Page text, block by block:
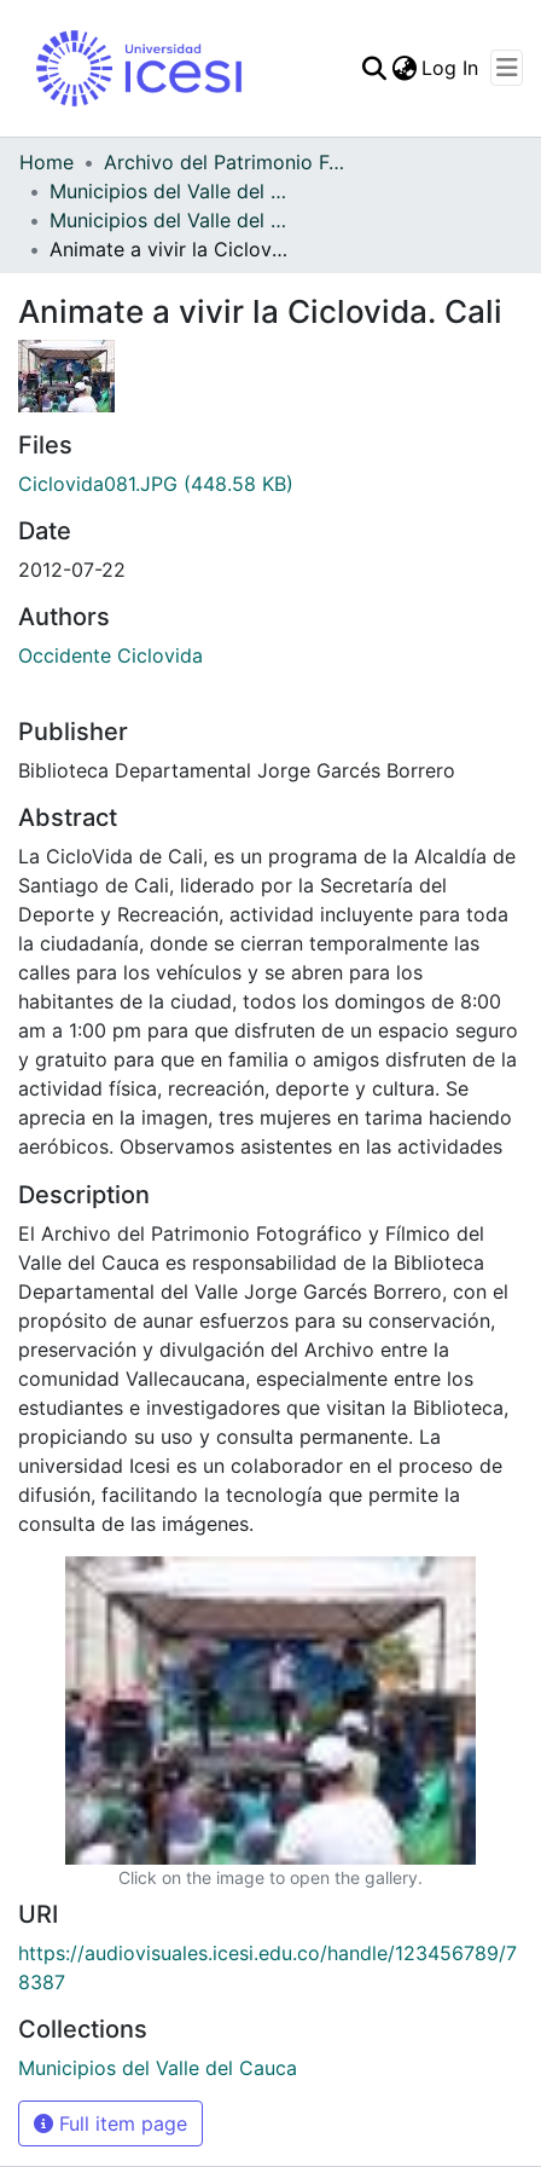
Log In
Home
Archivo del Patrimonio Fotográfico y Fílmico del Valle del Cauca
Municipios del Valle del Cauca
Municipios del Valle del Cauca
Animate a vivir la Ciclovida. Cali
Animate a vivir la Ciclovida. Cali
Files
Ciclovida081.JPG (448.58 KB)
Date
2012-07-22
Authors
Occidente Ciclovida
Publisher
Biblioteca Departamental Jorge Garcés Borrero
Abstract
La CicloVida de Cali, es un programa de la Alcaldía de
Santiago de Cali, liderado por la Secretaría del
Deporte y Recreación, actividad incluyente para toda
la ciudadanía, donde se cierran temporalmente las
calles para los vehículos y se abren para los
habitantes de la ciudad, todos los domingos de 8:00
am a 1:00 pm para que disfruten de un espacio seguro
y gratuito para que en familia o amigos disfruten de la
actividad física, recreación, deporte y cultura. Se
aprecia en la imagen, tres mujeres en tarima haciendo
aeróbicos. Observamos asistentes en las actividades
Description
El Archivo del Patrimonio Fotográfico y Fílmico del
Valle del Cauca es responsabilidad de la Biblioteca
Departamental del Valle Jorge Garcés Borrero, con el
propósito de aunar esfuerzos para su conservación,
preservación y divulgación del Archivo entre la
comunidad Vallecaucana, especialmente entre los
estudiantes e investigadores que visitan la Biblioteca,
propiciando su uso y consulta permanente. La
universidad Icesi es un colaborador en el proceso de
difusión, facilitando la tecnología que permite la
consulta de las imágenes.
Click on the image to open the gallery.
URI
https://audiovisuales.icesi.edu.co/handle/123456789/7
8387
Collections
Municipios del Valle del Cauca
Full item page